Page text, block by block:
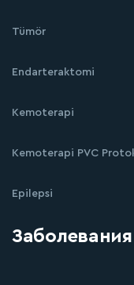
Tümör
Endarteraktomi
Kemoterapi
Kemoterapi PVC
Epilepsi
Заболевания